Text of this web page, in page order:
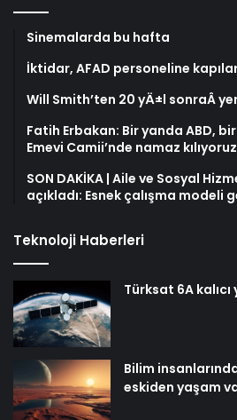
Sinemalarda bu hafta
İktidar, AFAD personeline
Will Smith’ten 20 yÄ±l sonraÂ
Fatih Erbakan: Bir yanda ABD,
Emevi Camii’nde namaz kılıyoruz
SON DAKİKA | Aile ve Sosyal
açıkladı: Esnek çalışma modeli
Teknoloji Haberleri
Türksat 6A
Bilim
eskiden yaşam